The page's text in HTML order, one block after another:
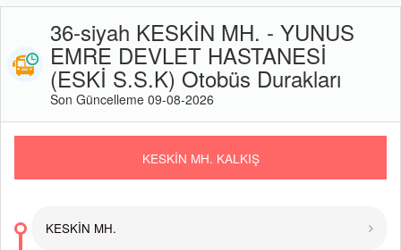
36-siyah KESKİN MH. - YUNUS
EMRE DEVLET HASTANESİ
(ESKİ S.S.K) Otobüs Durakları
Son Güncelleme 09-08-2026
KESKİN MH. KALKIŞ
KESKİN MH.